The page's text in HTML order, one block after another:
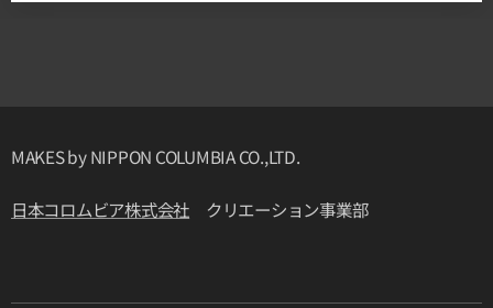
MAKES by NIPPON COLUMBIA CO.,LTD.
日本コロムビア株式会社 クリエーション事業部